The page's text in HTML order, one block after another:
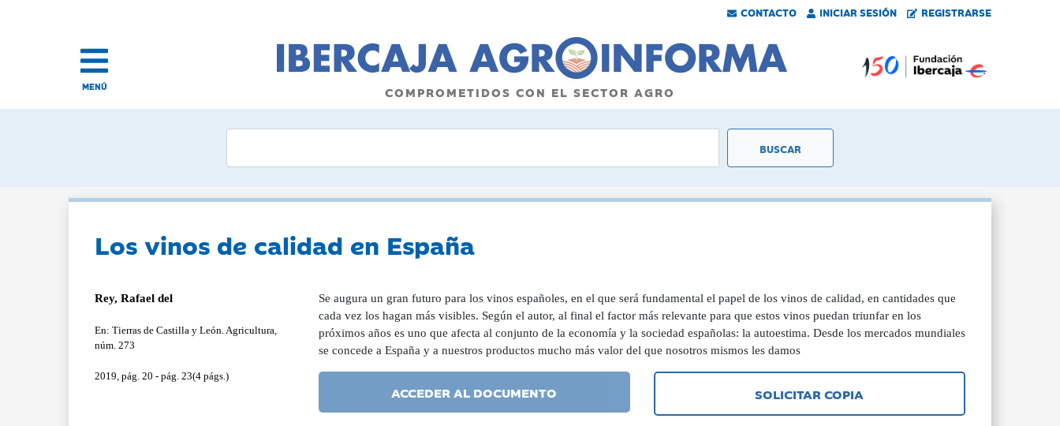
CONTACTO INICIAR SESIÓN REGISTRARSE
MENÚ COMPROMETIDOS CON EL SECTOR AGRO
Los vinos de calidad en España
Rey, Rafael del
En: Tierras de Castilla y León. Agricultura,
núm. 273
2019, pág. 20 - pág. 23(4 págs.)
Se augura un gran futuro para los vinos españoles, en el que será fundamental el papel de los vinos de calidad, en cantidades que
cada vez los hagan más visibles. Según el autor, al final el factor más relevante para que estos vinos puedan triunfar en los
próximos años es uno que afecta al conjunto de la economía y la sociedad españolas: la autoestima. Desde los mercados mundiales
se concede a España y a nuestros productos mucho más valor del que nosotros mismos les damos
ACCEDER AL DOCUMENTO SOLICITAR COPIA